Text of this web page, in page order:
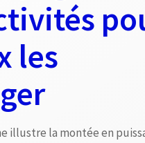
les
illustre la montée en